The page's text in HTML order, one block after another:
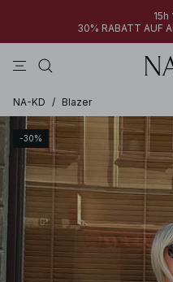
15h
30% RABATT AUF
NA-KD / Blazer
-30%